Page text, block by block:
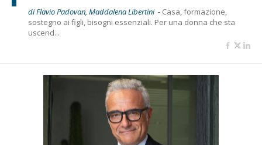
di Flavio Padovan, Maddalena Libertini - Casa, formazione,
sostegno ai figli, bisogni essenziali. Per una donna che sta
uscend...